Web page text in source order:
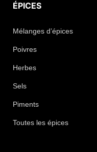
ÉPICES
Mélanges d’épices
Poivres
Herbes
Sels
Piments
Toutes les épices